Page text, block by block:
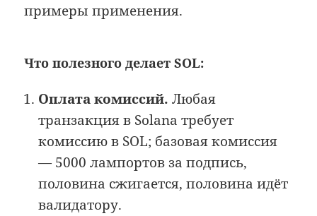
примеры применения.
Что полезного делает SOL:
Оплата комиссий. Любая
транзакция в Solana требует
комиссию в SOL; базовая комиссия
— 5000 лампортов за подпись,
половина сжигается, половина идёт
валидатору.